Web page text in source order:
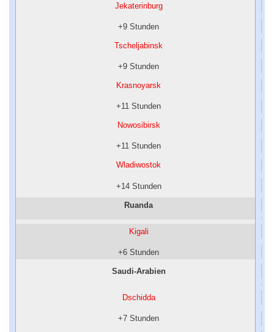
Jekaterinburg
+9 Stunden
Tscheljabinsk
+9 Stunden
Krasnoyarsk
+11 Stunden
Nowosibirsk
+11 Stunden
Wladiwostok
+14 Stunden
Ruanda
Kigali
+6 Stunden
Saudi-Arabien
Dschidda
+7 Stunden